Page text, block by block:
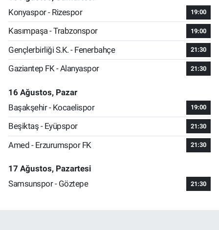
Konyaspor - Rizespor
19:00
Kasımpaşa - Trabzonspor 19:00
Gençlerbirliği S.K. - Fenerbahçe 21:30
Gaziantep FK - Alanyaspor 21:30
16 Ağustos, Pazar
Başakşehir - Kocaelispor
19:00
Beşiktaş - Eyüpspor 21:30
Amed - Erzurumspor FK 21:30
17 Ağustos, Pazartesi
Samsunspor - Göztepe
21:30